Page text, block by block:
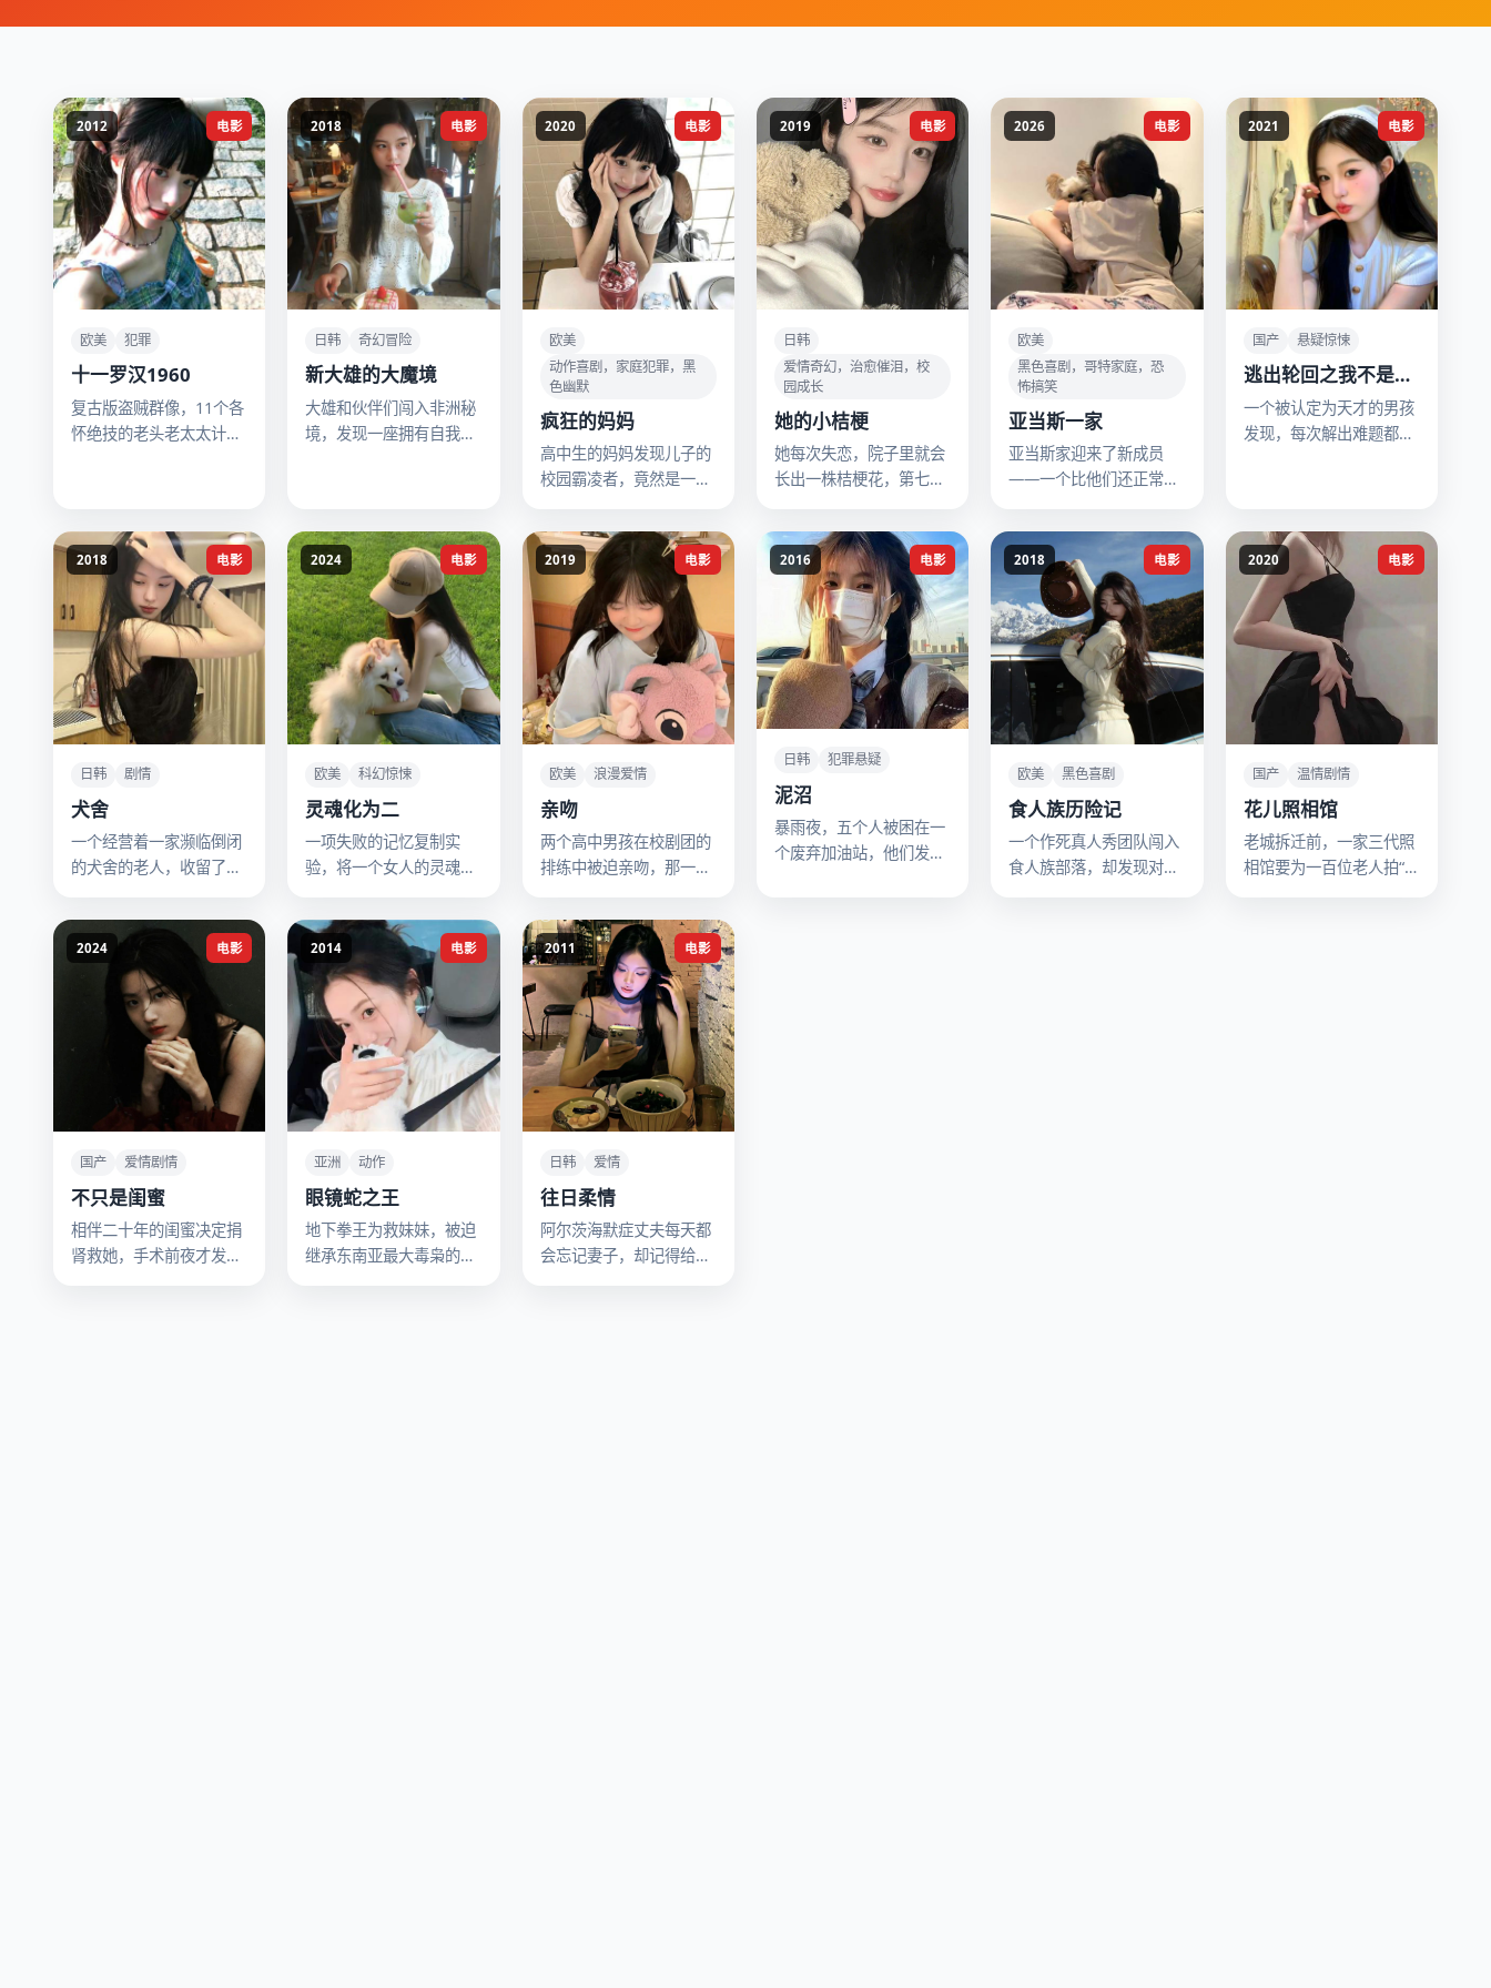
电影
2012
欧美 犯罪
十一罗汉1960
复古版盗贼群像，11个各
怀绝技的老头老太太计划
电影
2018
日韩 奇幻冒险
新大雄的大魔境
大雄和伙伴们闯入非洲秘
境，发现一座拥有自我意
电影
2020
欧美
动作喜剧，家庭犯罪，黑
色幽默
疯狂的妈妈
高中生的妈妈发现儿子的
校园霸凌者，竟然是一个
电影
2019
日韩
爱情奇幻，治愈催泪，校
园成长
她的小桔梗
她每次失恋，院子里就会
长出一株桔梗花，第七株
年。
电影
2026
欧美
黑色喜剧，哥特家庭，恐
怖搞笑
亚当斯一家
亚当斯家迎来了新成员
——一个比他们还正常的
电影
2021
国产 悬疑惊悚
逃出轮回之我不是小
神童
一个被认定为天才的男孩
发现，每次解出难题都会
电影
2018
日韩 剧情
犬舍
一个经营着一家濒临倒闭
的犬舍的老人，收留了一
人一狗相依为命。
电影
2024
欧美 科幻惊悚
灵魂化为二
一项失败的记忆复制实
验，将一个女人的灵魂分
争夺同一个爱人的认可。
电影
2019
欧美 浪漫爱情
亲吻
两个高中男孩在校剧团的
排练中被迫亲吻，那一吻
已久的秘密。
电影
2016
日韩 犯罪悬疑
泥沼
暴雨夜，五个人被困在一
个废弃加油站，他们发现
电影
2018
欧美 黑色喜剧
食人族历险记
一个作死真人秀团队闯入
食人族部落，却发现对方
电影
2020
国产 温情剧情
花儿照相馆
老城拆迁前，一家三代照
相馆要为一百位老人拍“遗
电影
2024
国产 爱情剧情
不只是闺蜜
相伴二十年的闺蜜决定捐
肾救她，手术前夜才发现
电影
2014
亚洲 动作
眼镜蛇之王
地下拳王为救妹妹，被迫
继承东南亚最大毒枭的代
电影
2011
日韩 爱情
往日柔情
阿尔茨海默症丈夫每天都
会忘记妻子，却记得给初